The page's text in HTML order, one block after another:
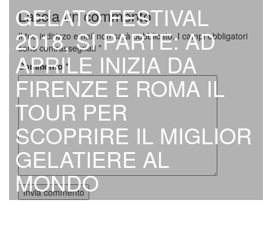
GELATO FESTIVAL
2018, SI PARTE: AD
APRILE INIZIA DA
FIRENZE E ROMA IL
TOUR PER
SCOPRIRE IL MIGLIOR
GELATIERE AL
MONDO
Lascia un commento
Il tuo indirizzo email non sarà pubblicato. I campi obbligatori
sono contrassegnati *
Commento *